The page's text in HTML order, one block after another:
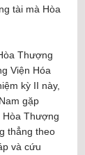
tài mà Hòa
Thượng
Viện Hóa
kỳ II này,
gặp
Hòa Thượng
thẳng theo
và cứu